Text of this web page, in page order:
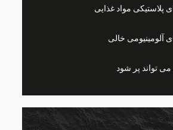
پلاستیکی مواد غذایی
آلومینیومی خالی
تواند پر شود